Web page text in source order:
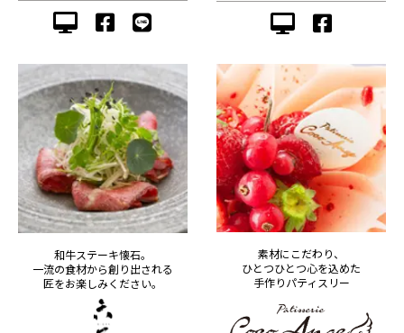
和牛ステーキ懐石。
一流の食材から創り出される
匠をお楽しみください。
素材にこだわり、
ひとつひとつ心を込めた
手作りパティスリー